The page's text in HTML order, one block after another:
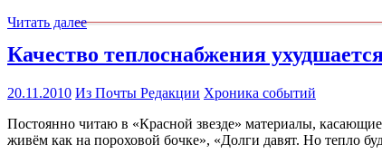
Читать далее
Качество теплоснабжения
20.11.2010 Из Почты Редакции Хроника событий
Постоянно читаю в «Красной звезде» материалы,
живём как на пороховой бочке», «Долги давят. Но тепло